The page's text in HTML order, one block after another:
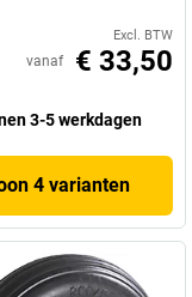
Excl. BTW
vanaf € 33,50
3-5 werkdagen
4 varianten